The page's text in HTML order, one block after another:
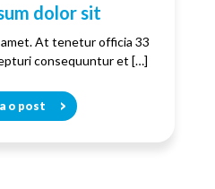
dolor sit
At tenetur officia 33
consequuntur et […]
o post